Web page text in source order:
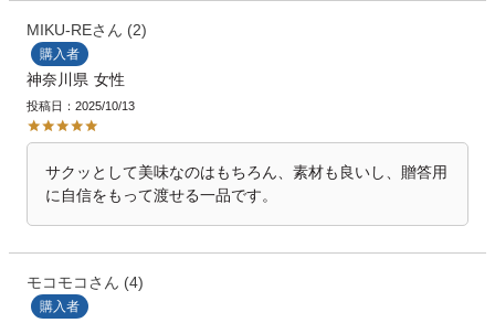
MIKU-RE 2
購入者
神奈川県 女性
投稿日 2025/10/13
サクッとして美味なのはもちろん、素材も良いし、贈答用
に自信をもって渡せる一品です。
モコモコ 4
購入者